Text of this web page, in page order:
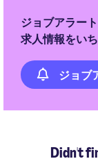
ジョブアラー
求人情報をい
ジョブ
Didn't